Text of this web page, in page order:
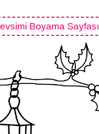
Boyama Sayfası